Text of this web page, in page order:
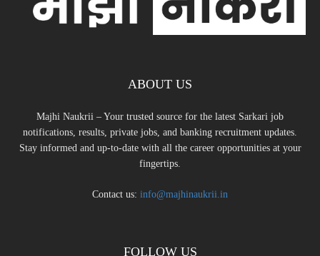
ABOUT US
Majhi Naukrii – Your trusted source for the latest Sarkari job
notifications, results, private jobs, and banking recruitment updates.
Stay informed and up-to-date with all the career opportunities at your
fingertips.
Contact us: info@majhinaukrii.in
FOLLOW US